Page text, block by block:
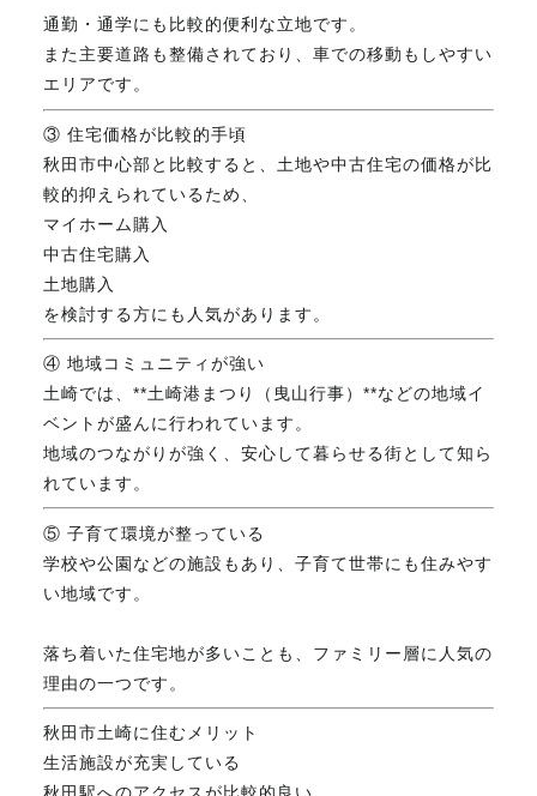
通勤・通学にも比較的便利な立地です。
また主要道路も整備されており、車での移動もしやすい
エリアです。
③ 住宅価格が比較的手頃
秋田市中心部と比較すると、土地や中古住宅の価格が比
較的抑えられているため、
マイホーム購入
中古住宅購入
土地購入
を検討する方にも人気があります。
④ 地域コミュニティが強い
土崎では、**土崎港まつり（曳山行事）**などの地域イ
ベントが盛んに行われています。
地域のつながりが強く、安心して暮らせる街として知ら
れています。
⑤ 子育て環境が整っている
学校や公園などの施設もあり、子育て世帯にも住みやす
い地域です。
落ち着いた住宅地が多いことも、ファミリー層に人気の
理由の一つです。
秋田市土崎に住むメリット
生活施設が充実している